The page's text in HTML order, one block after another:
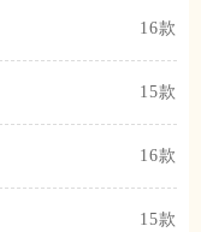
16款
15款
16款
15款